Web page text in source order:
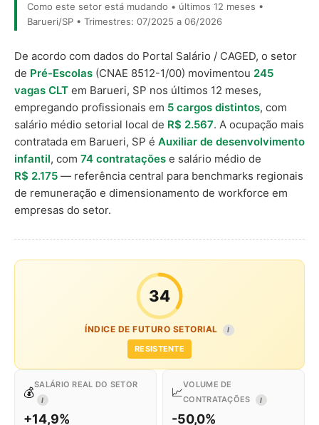
Como este setor está mudando • últimos 12 meses •
Barueri/SP • Trimestres: 07/2025 a 06/2026
De acordo com dados do Portal Salário / CAGED, o setor
de Pré-Escolas (CNAE 8512-1/00) movimentou 245
vagas CLT em Barueri, SP nos últimos 12 meses,
empregando profissionais em 5 cargos distintos, com
salário médio setorial local de R$ 2.567. A ocupação mais
contratada em Barueri, SP é Auxiliar de desenvolvimento
infantil, com 74 contratações e salário médio de
R$ 2.175 — referência central para benchmarks regionais
de remuneração e dimensionamento de workforce em
empresas do setor.
34
ÍNDICE DE FUTURO SETORIAL I
RESISTENTE
💰
SALÁRIO REAL DO SETOR
I
+14,9%
📈
VOLUME DE
CONTRATAÇÕES
I
-50,0%